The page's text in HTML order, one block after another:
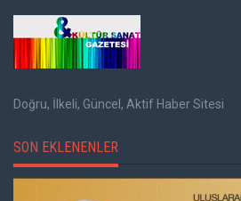
Doğru, İlkeli, Güncel, Aktif Haber Sitesi
SON EKLENENLER